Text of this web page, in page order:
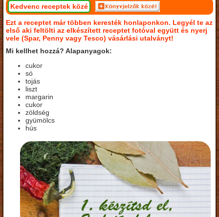
Kedvenc receptek közé
Ezt a receptet már többen keresték honlaponkon. Legyél te az
első aki feltölti az elkészített receptet fotóval együtt és nyerj
vele (Spar, Penny vagy Tesco) vásárlási utalványt!
Mi kellhet hozzá? Alapanyagok:
cukor
só
tojás
liszt
margarin
cukor
zöldség
gyümölcs
hús